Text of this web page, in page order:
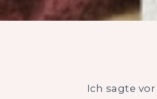
Ich sagte